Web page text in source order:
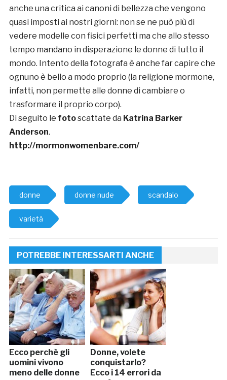
anche una critica ai canoni di bellezza che vengono
quasi imposti ai nostri giorni: non se ne può più di
vedere modelle con fisici perfetti ma che allo stesso
tempo mandano in disperazione le donne di tutto il
mondo. Intento della fotografa è anche far capire che
ognuno è bello a modo proprio (la religione mormone,
infatti, non permette alle donne di cambiare o
trasformare il proprio corpo).
Di seguito le fotoscattate da Katrina Barker
Anderson.
http://mormonwomenbare.com/
donne donne nude scandalo
varietà
POTREBBE INTERESSARTI ANCHE
Ecco perchè gli
uomini vivono
meno delle donne
Donne, volete
conquistarlo?
Ecco i 14 errori da